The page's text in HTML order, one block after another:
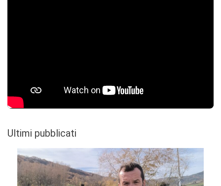
Ultimi pubblicati